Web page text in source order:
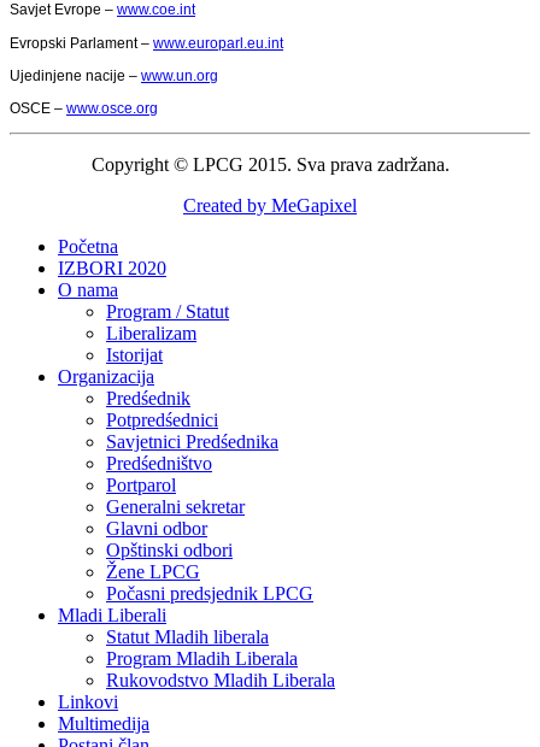
Savjet Evrope – www.coe.int
Evropski Parlament – www.europarl.eu.int
Ujedinjene nacije – www.un.org
OSCE – www.osce.org
Copyright © LPCG 2015. Sva prava zadržana.
Created by MeGapixel
Početna
IZBORI 2020
O nama
Program / Statut
Liberalizam
Istorijat
Organizacija
Predśednik
Potpredśednici
Savjetnici Predśednika
Predśedništvo
Portparol
Generalni sekretar
Glavni odbor
Opštinski odbori
Žene LPCG
Počasni predsjednik LPCG
Mladi Liberali
Statut Mladih liberala
Program Mladih Liberala
Rukovodstvo Mladih Liberala
Linkovi
Multimedija